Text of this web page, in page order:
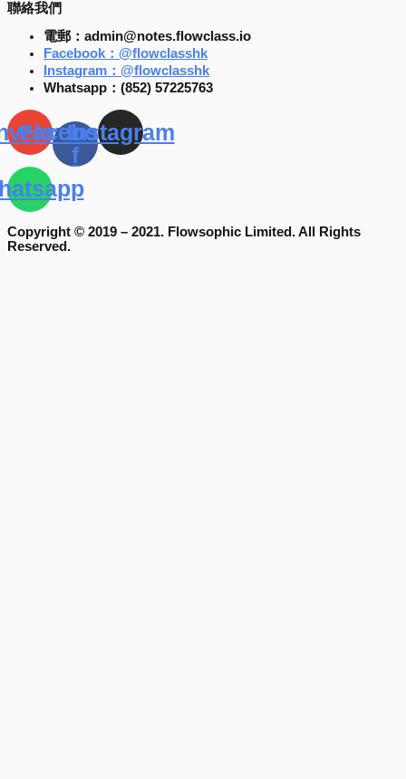
聯絡我們
電郵：admin@notes.flowclass.io
Facebook：@flowclasshk
Instagram：@flowclasshk
Whatsapp：(852) 57225763
Facebook-
f
Instagram
Copyright © 2019 – 2021. Flowsophic Limited. All Rights
Reserved.